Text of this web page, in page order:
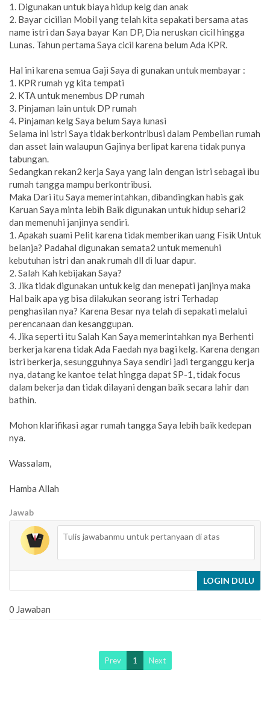
1. Digunakan untuk biaya hidup kelg dan anak
2. Bayar cicilian Mobil yang telah kita sepakati bersama atas
name istri dan Saya bayar Kan DP, Dia neruskan cicil hingga
Lunas. Tahun pertama Saya cicil karena belum Ada KPR.
Hal ini karena semua Gaji Saya di gunakan untuk membayar :
1. KPR rumah yg kita tempati
2. KTA untuk menembus DP rumah
3. Pinjaman lain untuk DP rumah
4. Pinjaman kelg Saya belum Saya lunasi
Selama ini istri Saya tidak berkontribusi dalam Pembelian rumah
dan asset lain walaupun Gajinya berlipat karena tidak punya
tabungan.
Sedangkan rekan2 kerja Saya yang lain dengan istri sebagai ibu
rumah tangga mampu berkontribusi.
Maka Dari itu Saya memerintahkan, dibandingkan habis gak
Karuan Saya minta lebih Baik digunakan untuk hidup sehari2
dan memenuhi janjinya sendiri.
1. Apakah suami Pelit karena tidak memberikan uang Fisik Untuk
belanja? Padahal digunakan semata2 untuk memenuhi
kebutuhan istri dan anak rumah dll di luar dapur.
2. Salah Kah kebijakan Saya?
3. Jika tidak digunakan untuk kelg dan menepati janjinya maka
Hal baik apa yg bisa dilakukan seorang istri Terhadap
penghasilan nya? Karena Besar nya telah di sepakati melalui
perencanaan dan kesanggupan.
4. Jika seperti itu Salah Kan Saya memerintahkan nya Berhenti
berkerja karena tidak Ada Faedah nya bagi kelg. Karena dengan
istri berkerja, sesungguhnya Saya sendiri jadi terganggu kerja
nya, datang ke kantoe telat hingga dapat SP-1, tidak focus
dalam bekerja dan tidak dilayani dengan baik secara lahir dan
bathin.
Mohon klarifikasi agar rumah tangga Saya lebih baik kedepan
nya.
Wassalam,
Hamba Allah
Jawab
LOGIN DULU
0 Jawaban
Prev 1 Next